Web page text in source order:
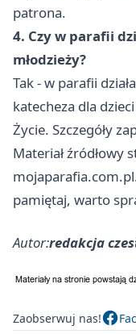
patrona.
4. Czy w parafii
młodzieży?
Tak - w parafii
katecheza dla
Życie. Szczegóły
Materiał źródłowy
pamiętaj, warto
Autor:redakcja
Zaobserwuj nas!